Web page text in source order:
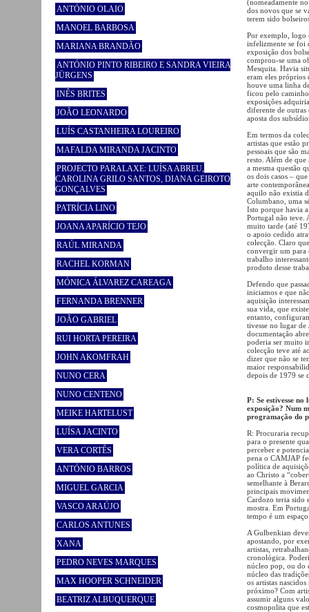
ANTÓNIO OLAIO
MANOEL BARBOSA
MARIANA BRANDÃO
ANTÓNIO PINTO RIBEIRO E SANDRA VIEIRA
JÜRGENS
INÊS BRITES
JOÃO LEONARDO
LUÍS CASTANHEIRA LOUREIRO
MAFALDA MIRANDA JACINTO
PROJECTO PARALAXE: LUÍSA ABREU,
CAROLINA GRILO SANTOS, DIANA GEIROTO
GONÇALVES
PATRÍCIA LINO
JOANA APARÍCIO TEJO
RAÚL MIRANDA
RACHEL KORMAN
MÓNICA ÁLVAREZ CAREAGA
FERNANDA BRENNER
JOÃO GABRIEL
RUI HORTA PEREIRA
JOHN AKOMFRAH
NUNO CERA
NUNO CENTENO
MEIKE HARTELUST
LUÍSA JACINTO
VERA CORTÊS
ANTÓNIO BARROS
MIGUEL GARCIA
VASCO ARAÚJO
CARLOS ANTUNES
XANA
PEDRO NEVES MARQUES
MAX HOOPER SCHNEIDER
BEATRIZ ALBUQUERQUE
(nomeadamente
dos novos que se
terem sido
Por exemplo, logo
infelizmente se foi
exposição dos
comprou-se uma
Mesquita. Havia
eram eles próprios
houve uma linha
ficou pelo
exposições
diferente de outras
aposta dos
Em termos da
artistas que estão
pessoais que são
resto. Além de que
a mesma questão
os dois casos –
arte
aquilo não existia
Columbano, uma
Isto porque havia
Portugal não teve.
muito tarde (até
o apoio cedido
colecção. Claro
convergir um para
trabalho
produto desse
Defendo que
iniciamos e que
aquisição
sua vida, que
entanto,
tivesse no lugar de
documentação
poderia ser muito
colecção teve até
dizer que não se
maior
depois de 1979 se
P: Se estivesse
exposição? Num
programação do
R: Procuraria
para o presente
perceber e
pena o CAMJAP
política de
ao Christo a
semelhante à
principais
Cardozo teria sido
mostra. Em
tempo é um
A Gulbenkian
apostando, por
artistas,
cronológica.
núcleo pop, ou do
núcleo das
os artistas
próximo? Com
assumir alguns
cosmopolita que